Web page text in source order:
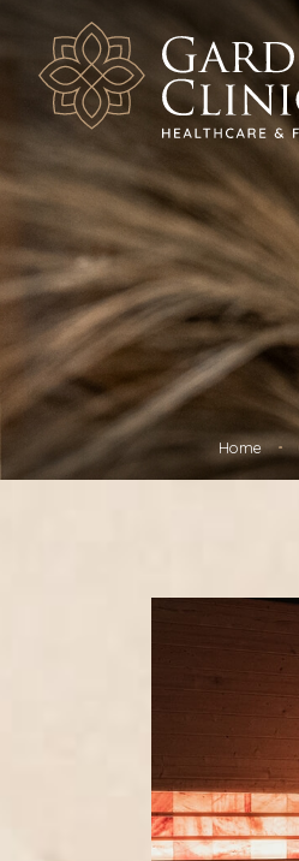
Chirurgia
Chirurgia plastyczna
Chirurgia naczyniowa
Dermatologia
Diabetologia
Ginekologia i Położnictwo
Hipertensjologia
Otolaryngologia
Leczenie otyłości
Ortopedia
Medycyna estetyczna
Home